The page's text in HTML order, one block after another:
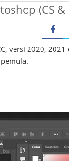
(CS &
versi 2020,